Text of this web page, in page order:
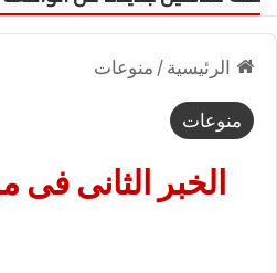
الرئيسية / منوعات
منوعات
الخبر الثانى فى